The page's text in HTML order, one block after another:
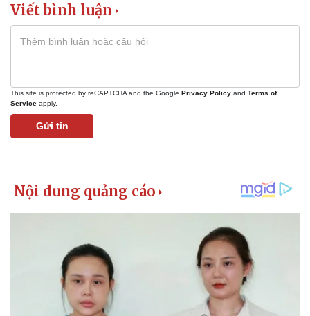
Viết bình luận
This site is protected by reCAPTCHA and the Google Privacy Policy and Terms of
Service apply.
Gửi tin